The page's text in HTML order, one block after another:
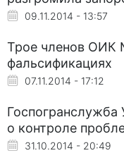
09.11.2014 - 13:57
Трое членов ОИК
фальсификациях
07.11.2014 - 17:12
о контроле
31.10.2014 - 20:49